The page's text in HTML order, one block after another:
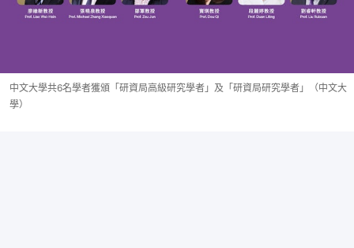
中文大學共6名學者獲頒「研資局高級研究學者」及「研資局研究學者」（中文大
學）